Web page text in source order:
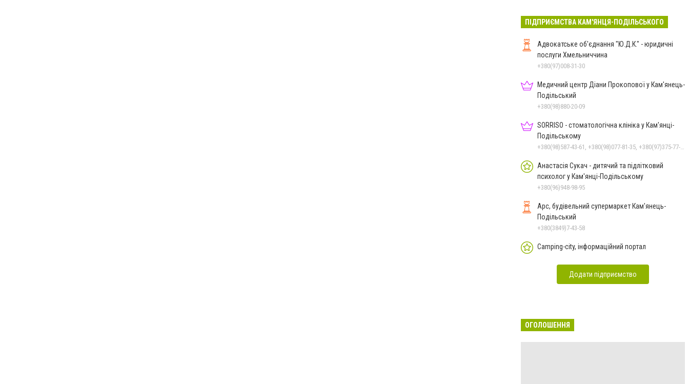
ПІДПРИЄМСТВА КАМ'ЯНЦЯ-ПОДІЛЬСЬКОГО
Адвокатське об'єднання "Ю.Д.К." - юридичні
послуги Хмельниччина
+380(97)008-31-30
Медичний центр Діани Прокопової у Кам'янець-
Подільський
+380(98)880-20-09
SORRISO - стоматологічна клініка у Кам'янці-
Подільському
+380(98)587-43-61, +380(98)077-81-35, +380(97)375-77-72, +380(97)982-31-07
Анастасія Сукач - дитячий та підлітковий
психолог у Кам'янці-Подільському
+380(96)948-98-95
Арс, будівельний супермаркет Кам'янець-
Подільський
+380(3849)7-43-58
Camping-city, інформаційний портал
Додати підприємство
ОГОЛОШЕННЯ